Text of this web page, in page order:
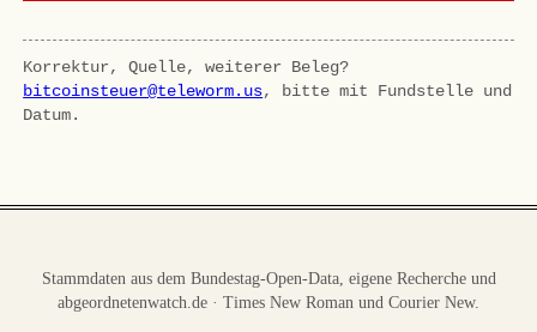
Korrektur, Quelle, weiterer Beleg?
bitcoinsteuer@teleworm.us, bitte mit Fundstelle und
Datum.
Stammdaten aus dem Bundestag-Open-Data, eigene Recherche und
abgeordnetenwatch.de · Times New Roman und Courier New.